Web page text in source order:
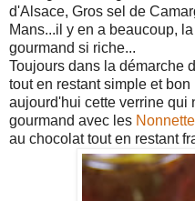
d'Alsace, Gros sel de
Mans...il y en a beaucoup,
gourmand si riche...
Toujours dans la démarche
tout en restant simple et
aujourd'hui cette verrine qui
gourmand avec les
au chocolat tout en restant